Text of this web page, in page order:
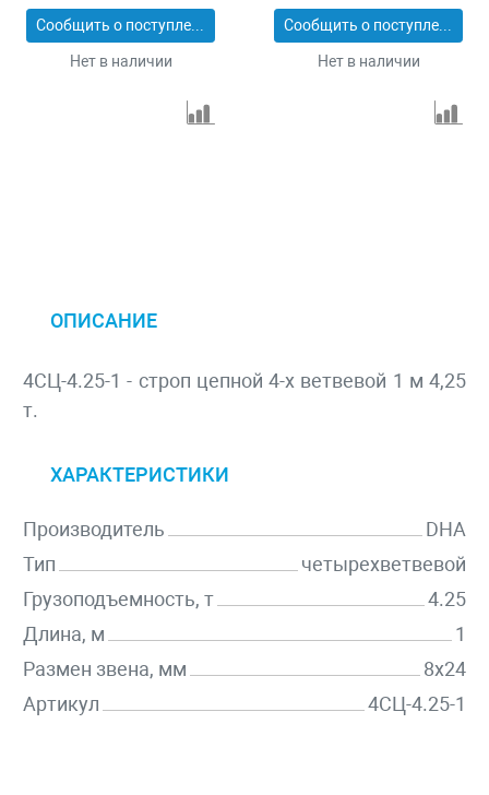
Сообщить о поступлении
Нет в наличии
Сообщить о поступлении
Нет в наличии
ОПИСАНИЕ
4СЦ-4.25-1 - строп цепной 4-х ветвевой 1 м 4,25
т.
ХАРАКТЕРИСТИКИ
Производитель
DHA
Тип
четырехветвевой
Грузоподъемность, т
4.25
Длина, м
1
Размен звена, мм
8х24
Артикул
4СЦ-4.25-1